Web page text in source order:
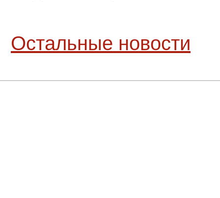
Остальные новости